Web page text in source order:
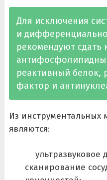
Для исключения
и
рекомендуют сдать
реактивный белок,
фактор и
Из инструментальных
являются:
ультразвуковое
сканирование